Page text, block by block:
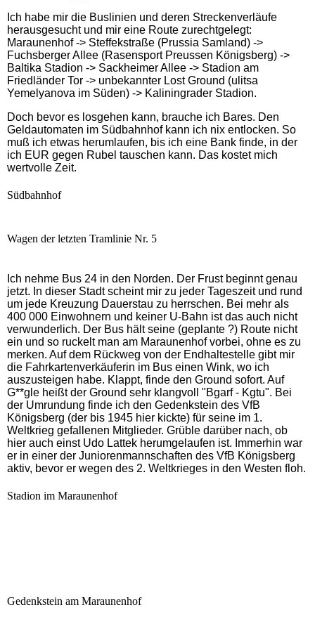
Ich habe mir die Buslinien und deren Streckenverläufe
herausgesucht und mir eine Route zurechtgelegt:
Maraunenhof -> Steffekstraße (Prussia Samland) ->
Fuchsberger Allee (Rasensport Preussen Königsberg) ->
Baltika Stadion -> Sackheimer Allee -> Stadion am
Friedländer Tor -> unbekannter Lost Ground (ulitsa
Yemelyanova im Süden) -> Kaliningrader Stadion.
Doch bevor es losgehen kann, brauche ich Bares. Den
Geldautomaten im Südbahnhof kann ich nix entlocken. So
muß ich etwas herumlaufen, bis ich eine Bank finde, in der
ich EUR gegen Rubel tauschen kann. Das kostet mich
wertvolle Zeit.
Südbahnhof
Wagen der letzten Tramlinie Nr. 5
Ich nehme Bus 24 in den Norden. Der Frust beginnt genau
jetzt. In dieser Stadt scheint mir zu jeder Tageszeit und rund
um jede Kreuzung Dauerstau zu herrschen. Bei mehr als
400 000 Einwohnern und keiner U-Bahn ist das auch nicht
verwunderlich. Der Bus hält seine (geplante ?) Route nicht
ein und so ruckelt man am Maraunenhof vorbei, ohne es zu
merken. Auf dem Rückweg von der Endhaltestelle gibt mir
die Fahrkartenverkäuferin im Bus einen Wink, wo ich
auszusteigen habe. Klappt, finde den Ground sofort. Auf
G**gle heißt der Ground sehr klangvoll "Bgarf - Kgtu". Bei
der Umrundung finde ich den Gedenkstein des VfB
Königsberg (der bis 1945 hier kickte) für seine im 1.
Weltkrieg gefallenen Mitglieder. Grüble darüber nach, ob
hier auch einst Udo Lattek herumgelaufen ist. Immerhin war
er in einer der Juniorenmannschaften des VfB Königsberg
aktiv, bevor er wegen des 2. Weltkrieges in den Westen floh.
Stadion im Maraunenhof
Gedenkstein am Maraunenhof